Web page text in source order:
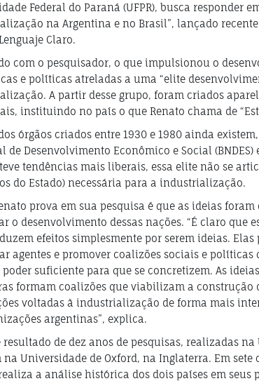
Federal do Paraná (UFPR), busca responder
na Argentina e no Brasil”, lançado
Claro.
com o pesquisador, o que impulsionou o
e políticas atreladas a uma “elite
A partir desse grupo, foram criados
instituindo no país o que Renato chama de
órgãos criados entre 1930 e 1980 ainda
de Desenvolvimento Econômico e Social
tendências mais liberais, essa elite não se
do Estado) necessária para a industrialização.
prova em sua pesquisa é que as ideias foram
o desenvolvimento dessas nações. “É claro que
efeitos simplesmente por serem ideias. Elas
agentes e promover coalizões sociais e políticas
suficiente para que se concretizem. As
formam coalizões que viabilizam a construção
voltadas à industrialização de forma mais
argentinas”, explica.
resultado de dez anos de pesquisas, realizadas na
na Universidade de Oxford, na Inglaterra. Em sete
a análise histórica dos dois países em seus